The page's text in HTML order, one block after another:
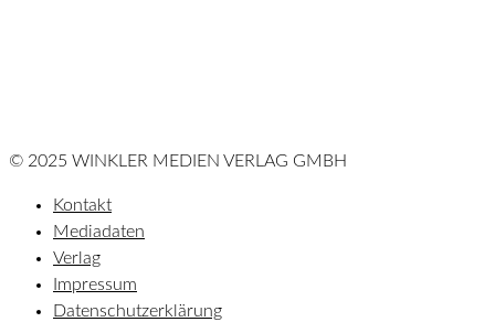
© 2025 WINKLER MEDIEN VERLAG GMBH
Kontakt
Mediadaten
Verlag
Impressum
Datenschutzerklärung